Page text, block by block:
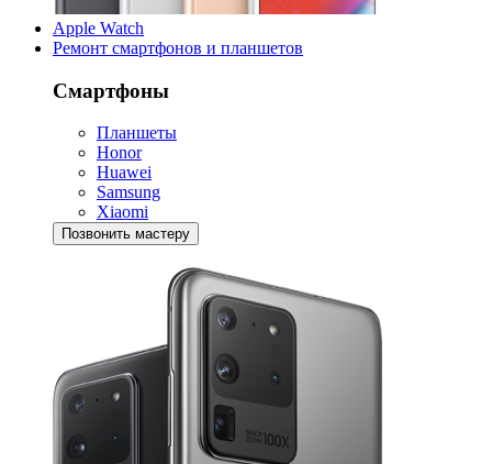
Apple Watch
Ремонт смартфонов и планшетов
Смартфоны
Планшеты
Honor
Huawei
Samsung
Xiaomi
Позвонить мастеру